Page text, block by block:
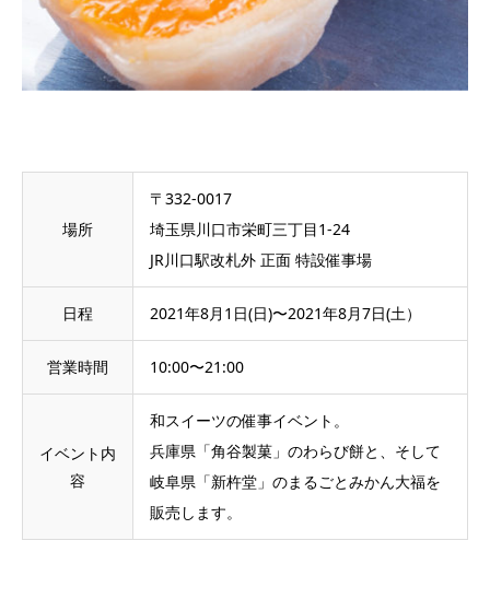
場所
〒332-0017
埼玉県川口市栄町三丁目1-24
JR川口駅改札外 正面 特設催事場
日程 2021年8月1日(日)〜2021年8月7日(土）
営業時間 10:00〜21:00
イベント内
容
和スイーツの催事イベント。
兵庫県「角谷製菓」のわらび餅と、そして
岐阜県「新杵堂」のまるごとみかん大福を
販売します。